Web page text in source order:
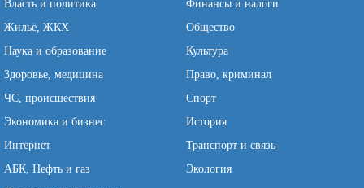
Власть и политика
Финансы и налоги
Жильё, ЖКХ
Общество
Наука и образование
Культура
Здоровье, медицина
Право, криминал
ЧС, происшествия
Спорт
Экономика и бизнес
История
Интернет
Транспорт и связь
АБК, Нефть и газ
Экология